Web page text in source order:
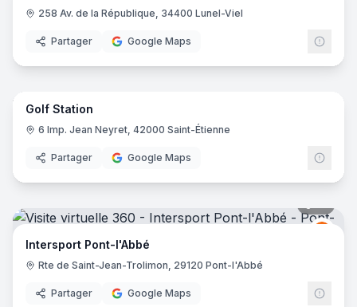
258 Av. de la République, 34400 Lunel-Viel
Partager Google Maps
18
Golf Station
6 Imp. Jean Neyret, 42000 Saint-Étienne
Partager Google Maps
Intersport Pont-l'Abbé
Rte de Saint-Jean-Trolimon, 29120 Pont-l'Abbé
Partager Google Maps